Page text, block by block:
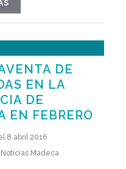
DE
EN LA
DE
EN FEBRERO
8 abril 2016
Noticias Madeca